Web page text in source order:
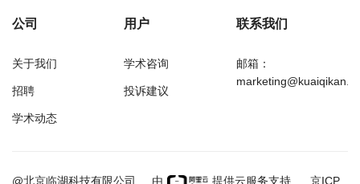
公司
关于我们
招聘
学术动态
用户
学术咨询
投诉建议
联系我们
邮箱：
@北京临湖科技有限公司 由 提供云服务支持 京ICP